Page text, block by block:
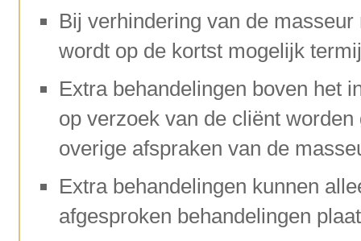
Bij verhindering van de
wordt op de kortst mogelijk
Extra behandelingen boven het
op verzoek van de cliënt
overige afspraken van de
Extra behandelingen kunnen
afgesproken behandelingen